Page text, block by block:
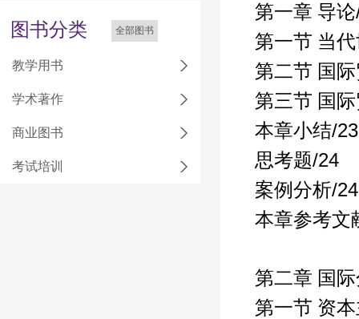
图书分类 全部图书
教学用书
学术著作
商业图书
考试培训
第一章 导论
第一节 当
第二节 国
第三节 国
本章小结/23
思考题/24
案例分析/24
本章参考文
第二章 国
第一节 资